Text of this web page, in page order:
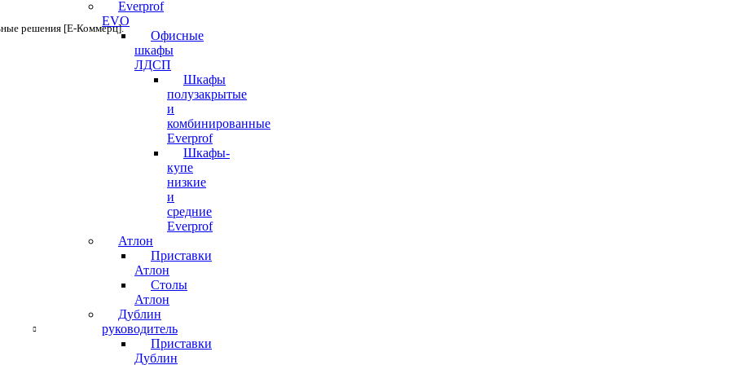
Everprof
EVO
Офисные
шкафы
ЛДСП
Шкафы
полузакрытые
и
комбинированные
Everprof
Шкафы-
купе
низкие
и
средние
Everprof
Атлон
Приставки
Атлон
Столы
Атлон
Дублин
руководитель
Приставки
Дублин
решения [Е-Коммерц].